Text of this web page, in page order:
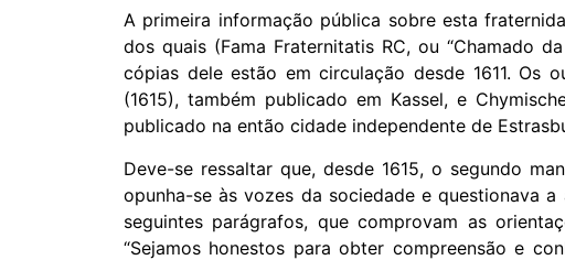
A primeira informação pública sobre esta
dos quais (Fama Fraternitatis RC, ou “Chamado
cópias dele estão em circulação desde 1611. Os
(1615), também publicado em Kassel, e
publicado na então cidade independente de
Deve-se ressaltar que, desde 1615, o segundo
opunha-se às vozes da sociedade e questionava
seguintes parágrafos, que comprovam as
“Sejamos honestos para obter compreensão e